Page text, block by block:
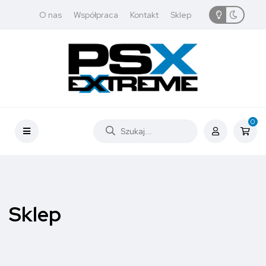
O nas Współpraca Kontakt Sklep
0
Sklep